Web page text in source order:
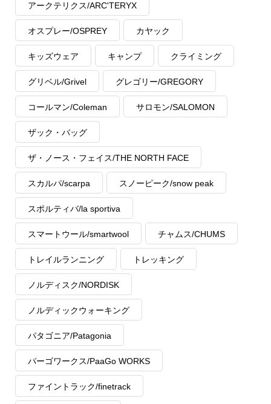
アークテリクス/ARC'TERYX
オスプレー/OSPREY カヤック
キッズウェア キャンプ クライミング
グリベル/Grivel グレゴリー/GREGORY
コールマン/Coleman サロモン/SALOMON
ザック・バッグ
ザ・ノース・フェイス/THE NORTH FACE
スカルパ/scarpa スノーピーク/snow peak
スポルティバ/la sportiva
スマートウール/smartwool チャムス/CHUMS
トレイルランニング トレッキング
ノルディスク/NORDISK
ノルディックウォーキング
パタゴニア/Patagonia
パーゴワークス/PaaGo WORKS
ファイントラック/finetrack